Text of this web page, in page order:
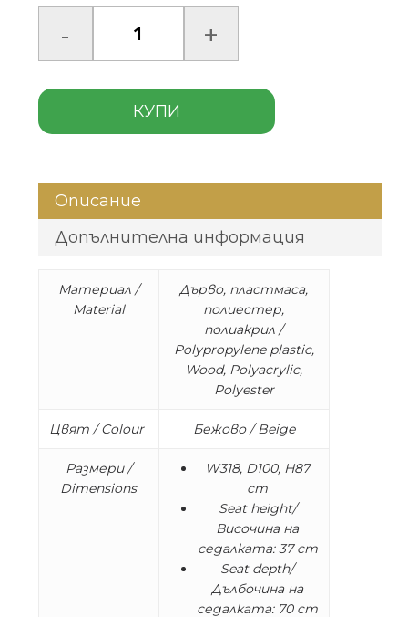
КУПИ
Описание
Допълнителна информация
Материал /
Material
Дърво, пластмаса,
полиестер,
полиакрил /
Polypropylene plastic,
Wood, Polyacrylic,
Polyester
Цвят / Colour Бежово / Beige
Размери /
Dimensions
W318, D100, H87
cm
Seat height/
Височина на
седалката: 37 cm
Seat depth/
Дълбочина на
седалката: 70 cm